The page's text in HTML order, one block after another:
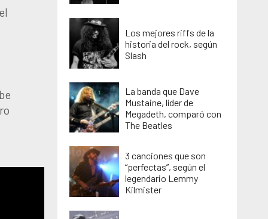
Los mejores riffs de la
historia del rock, según
Slash
La banda que Dave
Mustaine, líder de
Megadeth, comparó con
The Beatles
3 canciones que son
“perfectas”, según el
legendario Lemmy
Kilmister